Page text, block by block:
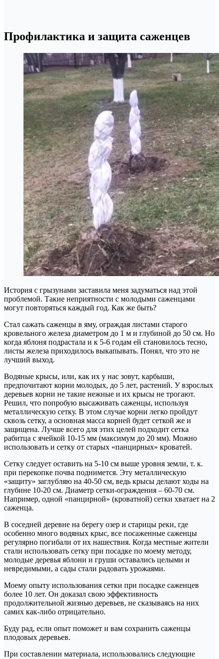
Профилактика и защита саженцев
История с грызунами заставила меня задуматься над этой
проблемой. Такие неприятности с молодыми саженцами
могут повторяться каждый год. Как же быть?
Стал сажать саженцы в яму, ограждая листами старого
кровельного железа диаметром до 1 м и глубиной до 50 см. Но
когда яблоня подрастала и к 5-6 годам ей становилось тесно,
листы железа приходилось выкапывать. Понял, что это не
лучший выход.
Водяные крысы, или, как их у нас зовут, карбыши,
предпочитают корни молодых, до 5 лет, растений. У взрослых
деревьев корни не такие нежные и их крысы не трогают.
Решил, что попробую высаживать саженцы, используя
металлическую сетку. В этом случае корни легко пройдут
сквозь сетку, а основная масса корней будет сеткой же и
защищена. Лучше всего для этих целей подходит сетка
рабитца с ячейкой 10-15 мм (максимум до 20 мм). Можно
использовать и сетку от старых «панцирных» кроватей.
Сетку следует оставить на 5-10 см выше уровня земли, т. к.
при перекопке почва поднимется. Эту металлическую
«защиту» заглубляю на 40-50 см, ведь крысы делают ходы на
глубине 10-20 см. Диаметр сетки-ограждения – 60-70 см.
Например, одной «панцирной» (кроватной) сетки хватает на 2
саженца.
В соседней деревне на берегу озер и старицы реки, где
особенно много водяных крыс, все посаженные саженцы
регулярно погибали от их нашествия. Когда местные жители
стали использовать сетку при посадке по моему методу,
молодые деревья яблони и груши оставались целыми и
невредимыми, а сады стали радовать урожаями.
Моему опыту использования сетки при посадке саженцев
более 10 лет. Он доказал свою эффективность
продолжительной жизнью деревьев, не сказываясь на них
самих как-либо отрицательно.
Буду рад, если опыт поможет и вам сохранить саженцы
плодовых деревьев.
При составлении материала, использовались следующие